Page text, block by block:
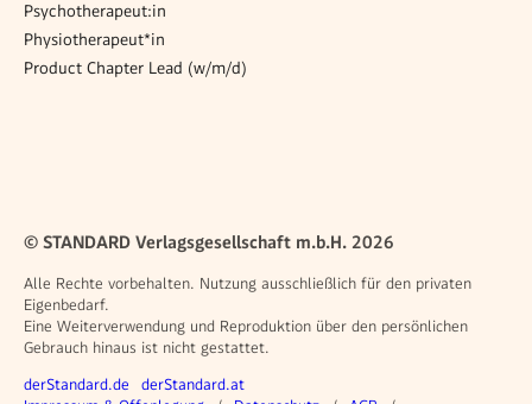
Psychotherapeut:in
Physiotherapeut*in
Product Chapter Lead (w/m/d)
© STANDARD Verlagsgesellschaft m.b.H. 2026
Alle Rechte vorbehalten. Nutzung ausschließlich für den privaten
Eigenbedarf.
Eine Weiterverwendung und Reproduktion über den persönlichen
Gebrauch hinaus ist nicht gestattet.
Weitere Angebote
derStandard.de derStandard.at